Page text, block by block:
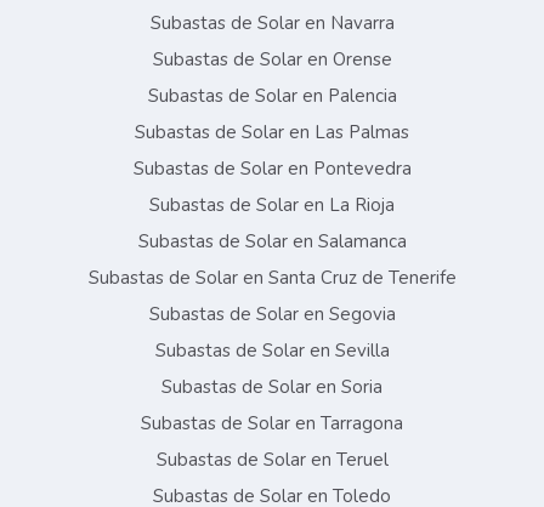
Subastas de Solar en Navarra
Subastas de Solar en Orense
Subastas de Solar en Palencia
Subastas de Solar en Las Palmas
Subastas de Solar en Pontevedra
Subastas de Solar en La Rioja
Subastas de Solar en Salamanca
Subastas de Solar en Santa Cruz de Tenerife
Subastas de Solar en Segovia
Subastas de Solar en Sevilla
Subastas de Solar en Soria
Subastas de Solar en Tarragona
Subastas de Solar en Teruel
Subastas de Solar en Toledo